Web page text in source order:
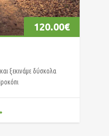
120.00€
ξεκινάμε δύσκολα